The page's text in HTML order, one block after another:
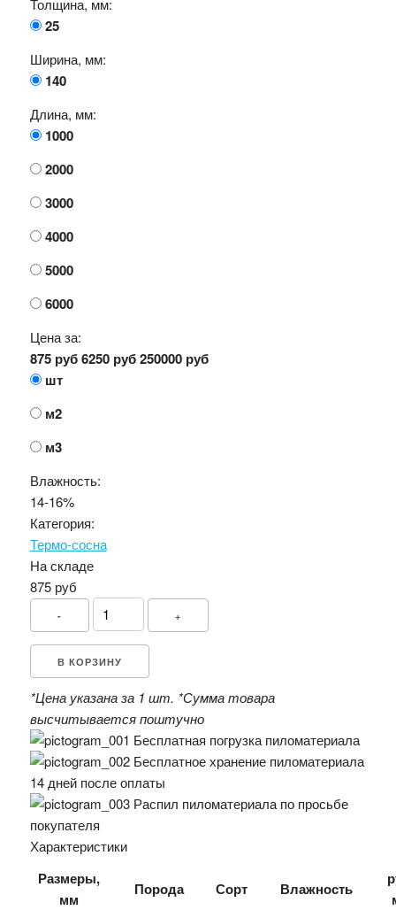
25
Ширина, мм:
140
Длина, мм:
1000
2000
3000
4000
5000
6000
Цена за:
875 руб 6250 руб 250000 руб
шт
м2
м3
Влажность:
14-16%
Категория:
Термо-сосна
На складе
875 руб
- +
В КОРЗИНУ
*Цена указана за 1 шт. *Сумма товара
высчитывается поштучно
Бесплатная погрузка пиломатериала
Бесплатное хранение пиломатериала
14 дней после оплаты
Распил пиломатериала по просьбе
покупателя
Характеристики
Размеры,
мм
Порода Сорт Влажность